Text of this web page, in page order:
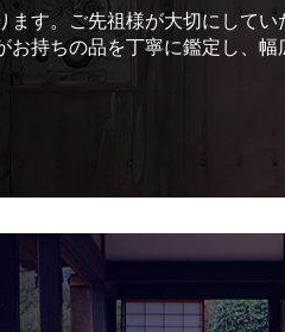
ます。ご先祖様が大切にして
持ちの品を丁寧に鑑定し、幅